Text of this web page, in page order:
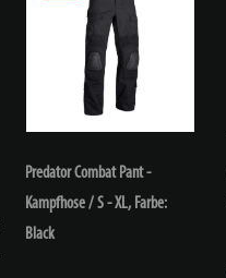
Predator Combat Pant -
Kampfhose / S - XL, Farbe:
Black